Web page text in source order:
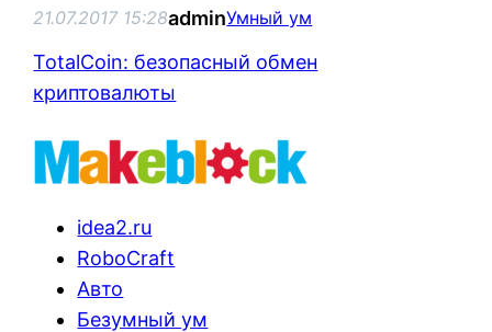
21.07.2017 15:28adminУмный ум
TotalCoin: безопасный обмен
криптовалюты
idea2.ru
RoboCraft
Авто
Безумный ум